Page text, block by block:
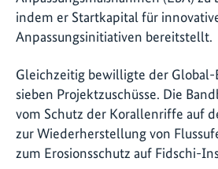
indem er Startkapital für
Anpassungsinitiativen bereitstellt.
Gleichzeitig bewilligte der Global-
sieben Projektzuschüsse. Die
vom Schutz der Korallenriffe auf
zur Wiederherstellung von
zum Erosionsschutz auf Fidschi-